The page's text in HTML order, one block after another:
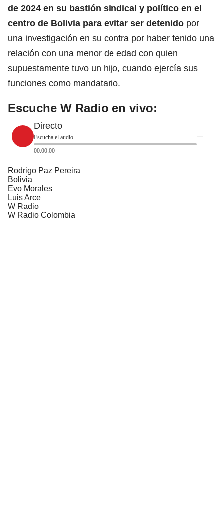
de 2024 en su bastión sindical y político en el
centro de Bolivia para evitar ser detenido por
una investigación en su contra por haber tenido una
relación con una menor de edad con quien
supuestamente tuvo un hijo, cuando ejercía sus
funciones como mandatario.
Escuche W Radio en vivo:
Directo
Escucha el audio
00:00:00
Rodrigo Paz Pereira
Bolivia
Evo Morales
Luis Arce
W Radio
W Radio Colombia